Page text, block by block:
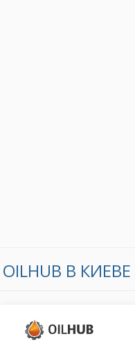
OILHUB В КИЕВЕ